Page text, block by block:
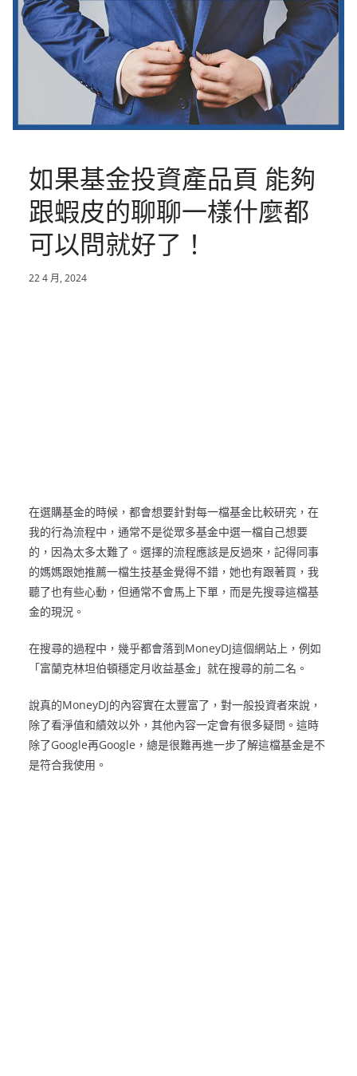
如果基金投資產品頁 能夠
跟蝦皮的聊聊一樣什麼都
可以問就好了！
22 4 月, 2024
在選購基金的時候，都會想要針對每一檔基金比較研究，在
我的行為流程中，通常不是從眾多基金中選一檔自己想要
的，因為太多太難了。選擇的流程應該是反過來，記得同事
的媽媽跟她推薦一檔生技基金覺得不錯，她也有跟著買，我
聽了也有些心動，但通常不會馬上下單，而是先搜尋這檔基
金的現況。
在搜尋的過程中，幾乎都會落到MoneyDJ這個網站上，例如
「富蘭克林坦伯頓穩定月收益基金」就在搜尋的前二名。
說真的MoneyDJ的內容實在太豐富了，對一般投資者來說，
除了看淨值和績效以外，其他內容一定會有很多疑問。這時
除了Google再Google，總是很難再進一步了解這檔基金是不
是符合我使用。